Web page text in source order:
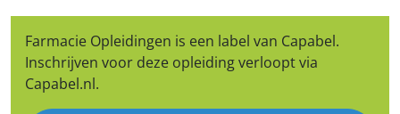
Farmacie Opleidingen is een label van Capabel.
Inschrijven voor deze opleiding verloopt via
Capabel.nl.